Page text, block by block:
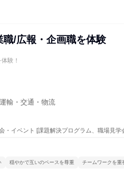
職/広報・企画職を体験
験！
輸・交通・物流
・イベント [課題解決プログラム、職場見学
穏やかで互いのペースを尊重 チームワークを重